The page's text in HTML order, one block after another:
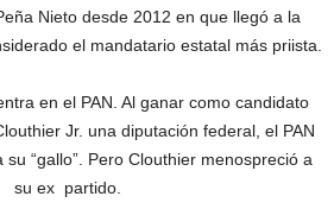
Nieto desde 2012 en que llegó a la
el mandatario estatal más priista.
en el PAN. Al ganar como candidato
Jr. una diputación federal, el PAN
“gallo”. Pero Clouthier menospreció a
su ex partido.